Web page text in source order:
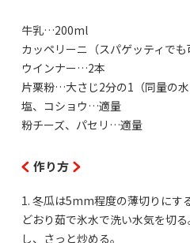
牛乳…200ml
カッペリーニ（スパゲッティで
ウインナー…2本
片栗粉…大さじ2分の1（同量の水
塩、コショウ…適量
粉チーズ、パセリ…適量
作り方
1. 冬瓜は5mm程度の薄切りにす
どおり茹で氷水で洗い水気を切
し、さっと炒める。